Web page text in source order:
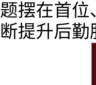
题摆在首位
断提升后